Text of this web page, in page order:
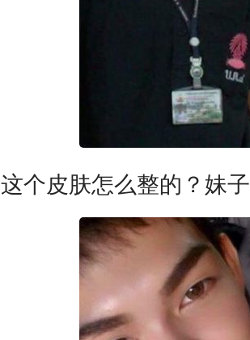
这个皮肤怎么整的？妹